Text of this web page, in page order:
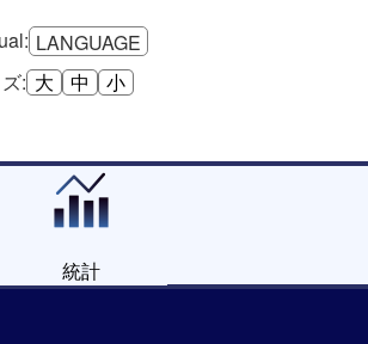
LANGUAGE
: 大 中
小
統計